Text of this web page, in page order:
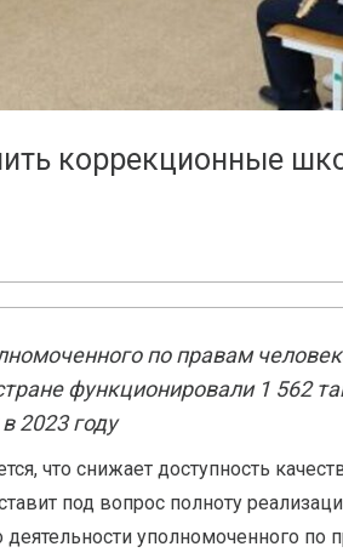
коррекционные
по правам
функционировали 1 562
2023 году
что снижает доступность
под вопрос полноту
уполномоченного по